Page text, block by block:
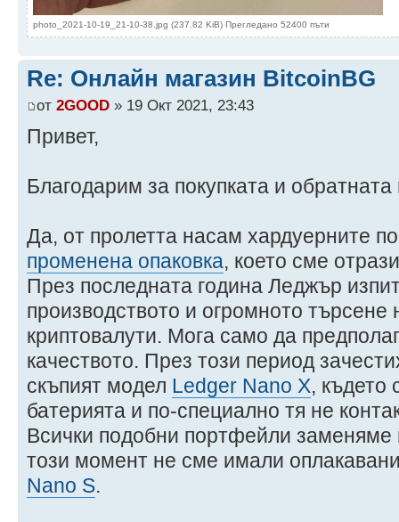
photo_2021-10-19_21-10-38.jpg (237.82 KiB) Прегледано 52400 пъти
Re: Онлайн магазин BitcoinBG
от 2GOOD » 19 Окт 2021, 23:43
Привет,
Благодарим за покупката и обратната
Да, от пролетта насам хардуерните
променена опаковка, което сме
През последната година Леджър
производството и огромното
криптовалути. Мога само да
качеството. През този период
скъпият модел Ledger Nano X, където
батерията и по-специално тя не
Всички подобни портфейли заменяме
този момент не сме имали
Nano S.